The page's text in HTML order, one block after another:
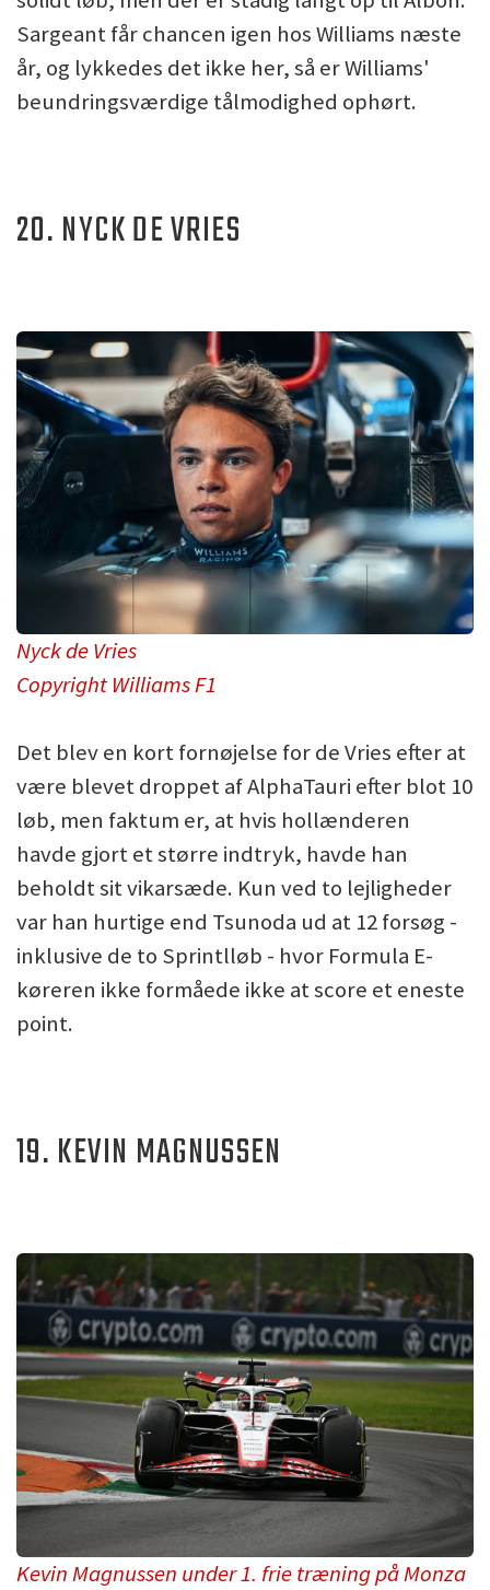
Sargeant får chancen igen hos Williams næste
år, og lykkedes det ikke her, så er Williams'
beundringsværdige tålmodighed ophørt.
20. NYCK DE VRIES
Nyck de Vries
Copyright Williams F1
Det blev en kort fornøjelse for de Vries efter at
være blevet droppet af AlphaTauri efter blot 10
løb, men faktum er, at hvis hollænderen
havde gjort et større indtryk, havde han
beholdt sit vikarsæde. Kun ved to lejligheder
var han hurtige end Tsunoda ud at 12 forsøg -
inklusive de to Sprintlløb - hvor Formula E-
køreren ikke formåede ikke at score et eneste
point.
19. KEVIN MAGNUSSEN
Kevin Magnussen under 1. frie træning på Monza